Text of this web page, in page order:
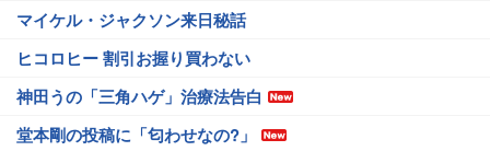
マイケル・ジャクソン来日秘話
ヒコロヒー 割引お握り買わない
神田うの「三角ハゲ」治療法告白
堂本剛の投稿に「匂わせなの?」